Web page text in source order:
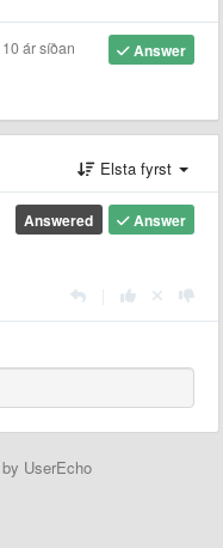
Answer
10 ár síðan
Elsta fyrst
Answer
Answered
by UserEcho